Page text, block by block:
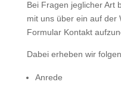
Bei Fragen jeglicher Art
mit uns über ein auf der
Formular Kontakt
Dabei erheben wir
Anrede